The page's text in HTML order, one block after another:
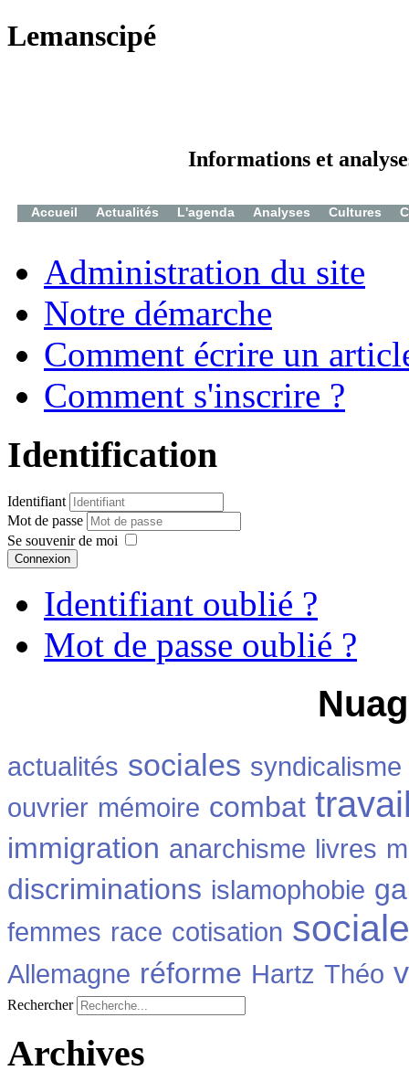
Lemanscipé
Informations et
Accueil Actualités L'agenda Analyses Cultures
Administration du site
Notre démarche
Comment écrire un
Comment s'inscrire ?
Identification
Identifiant
Mot de passe
Se souvenir de moi
Connexion
Identifiant oublié ?
Mot de passe oublié ?
actualités sociales syndicalisme
ouvrier mémoire combat
immigration anarchisme livres
discriminations islamophobie
femmes race cotisation sociale
Allemagne réforme Hartz Théo
Rechercher
Archives